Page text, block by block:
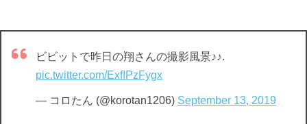
ビビットで昨日の翔さんの撮影風景♪♪.
pic.twitter.com/ExfIPzFygx
— コロたん (@korotan1206) September 13, 2019